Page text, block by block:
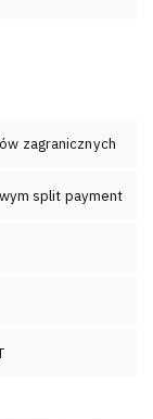
zagranicznych
split payment